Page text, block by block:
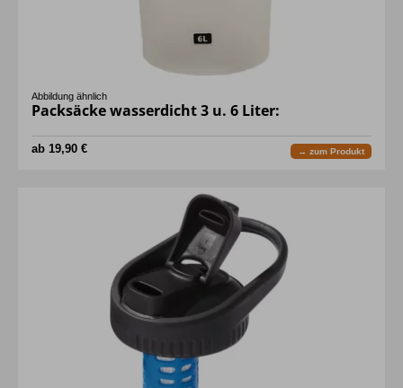
Abbildung ähnlich
Packsäcke wasserdicht 3 u. 6 Liter:
ab 19,90 € → zum Produkt